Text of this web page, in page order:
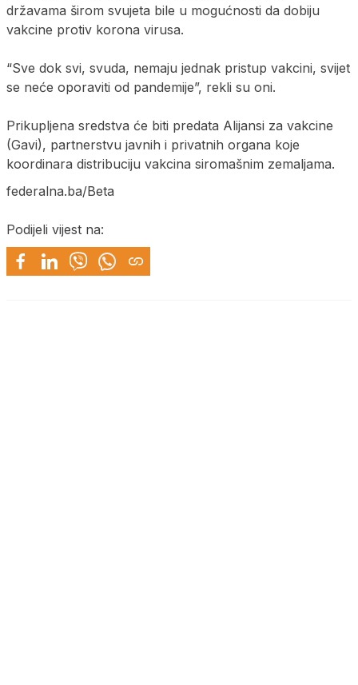
državama širom svujeta bile u mogućnosti da dobiju
vakcine protiv korona virusa.
“Sve dok svi, svuda, nemaju jednak pristup vakcini, svijet
se neće oporaviti od pandemije”, rekli su oni.
Prikupljena sredstva će biti predata Alijansi za vakcine
(Gavi), partnerstvu javnih i privatnih organa koje
koordinara distribuciju vakcina siromašnim zemaljama.
federalna.ba/Beta
Podijeli vijest na: